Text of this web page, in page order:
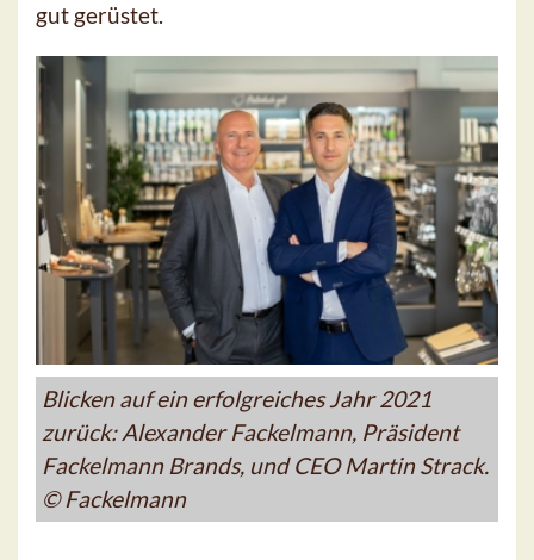
gut gerüstet.
Blicken auf ein erfolgreiches Jahr 2021
zurück: Alexander Fackelmann, Präsident
Fackelmann Brands, und CEO Martin Strack.
© Fackelmann